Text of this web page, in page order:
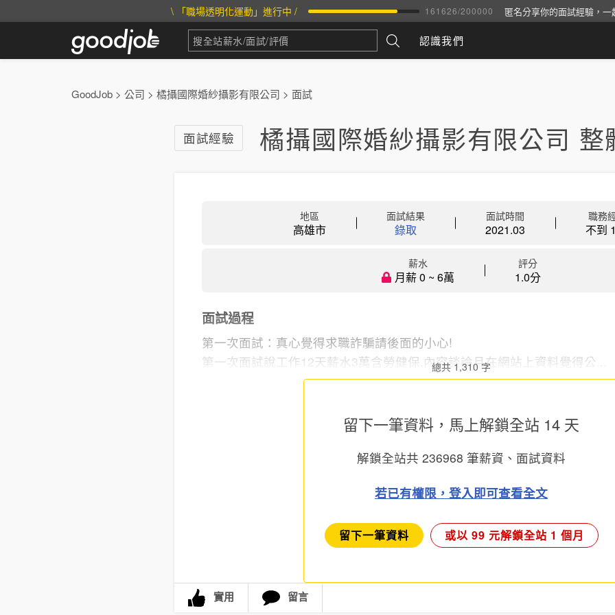
\ 「職場透明化運動」進行中 / 161626/200000 匿名分享你的面試經驗，
認識我們
GoodJob > 公司 > 橘攝國際婚紗攝影有限公司 > 面試
面試經驗 橘攝國際婚紗攝影有限公司 整
地區
高雄市
面試結果
錄取
面試時間
2021.03
職務
不到
薪水
月薪 0 ~ 6萬
評分
1.0分
面試過程
第一次面試：真心覺得求職詐騙請後面的小心!
第一次面試說工作12天薪水3萬含勞健保,內容談論且在網站上資料覺得公...
總共 1,310 字
留下一筆資料，馬上解鎖全站 14 天
解鎖全站共 236968 筆薪資、面試資料
若已有權限，登入即可查看全文
留下一筆資料 或以 99 元解鎖全站 1 個月
實用 留言